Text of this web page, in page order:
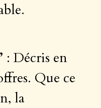
: Décris en
Que ce
la